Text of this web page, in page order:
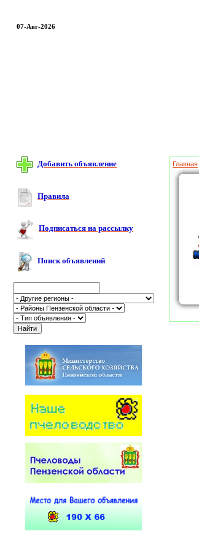
07-Авг-2026
Добавить объявление
Правила
Подписаться на рассылку
Поиск объявлений
Главная